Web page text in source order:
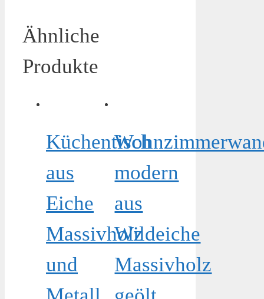
Ähnliche
Produkte
Küchentisch
aus
Eiche
Massivholz
und
modern
aus
Wildeiche
Massivholz